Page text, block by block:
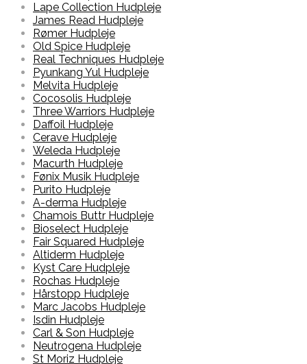
Lape Collection Hudpleje
James Read Hudpleje
Rømer Hudpleje
Old Spice Hudpleje
Real Techniques Hudpleje
Pyunkang Yul Hudpleje
Melvita Hudpleje
Cocosolis Hudpleje
Three Warriors Hudpleje
Daffoil Hudpleje
Cerave Hudpleje
Weleda Hudpleje
Macurth Hudpleje
Fønix Musik Hudpleje
Purito Hudpleje
A-derma Hudpleje
Chamois Buttr Hudpleje
Bioselect Hudpleje
Fair Squared Hudpleje
Altiderm Hudpleje
Kyst Care Hudpleje
Rochas Hudpleje
Hårstopp Hudpleje
Marc Jacobs Hudpleje
Isdin Hudpleje
Carl & Son Hudpleje
Neutrogena Hudpleje
St Moriz Hudpleje